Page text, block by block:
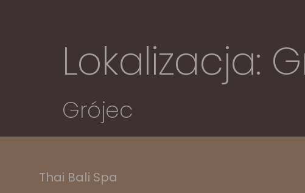
Lokalizacja:
Grójec
Thai Bali Spa